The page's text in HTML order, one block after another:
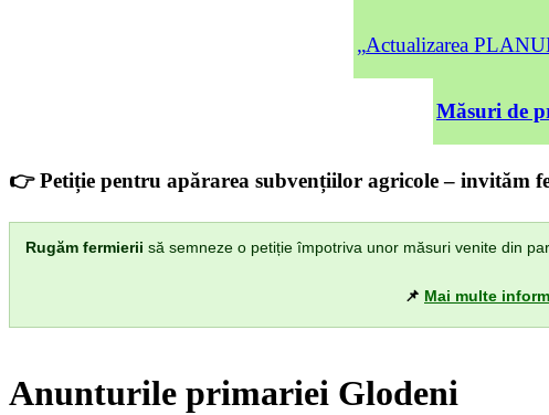
„Actualizarea
Măsuri de
👉 Petiție pentru apărarea subvențiilor agricole – invităm
Rugăm fermierii să semneze o petiție împotriva unor măsuri venite din
📌 Mai multe
Anunturile primariei Glodeni